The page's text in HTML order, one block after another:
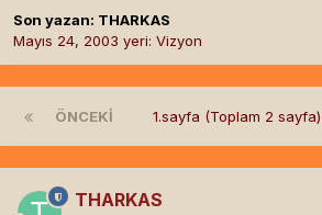
Son yazan: THARKAS
Mayıs 24, 2003 yeri: Vizyon
ÖNCEKI 1.sayfa (Toplam 2 sayfa)
THARKAS